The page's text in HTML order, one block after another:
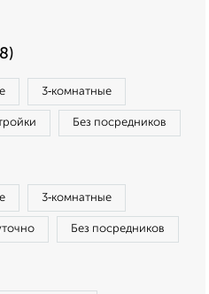
3‑комнатные
Без посредников
3‑комнатные
Без посредников